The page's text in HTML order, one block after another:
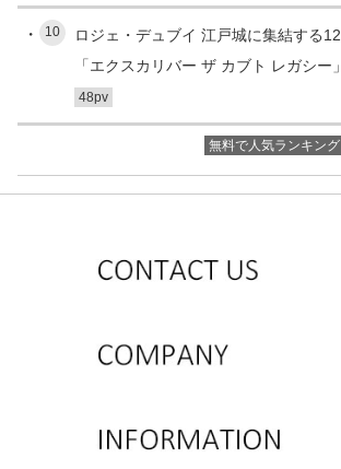
10
ロジェ・デュブイ 江戸城に集結する12
「エクスカリバー ザ カブト レガシー
48pv
無料で人気ランキン